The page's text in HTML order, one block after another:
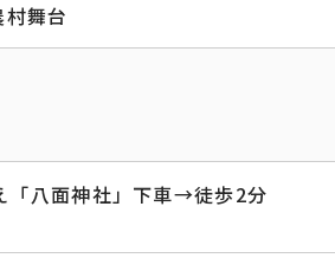
舞台
「八面神社」下車→徒歩2分